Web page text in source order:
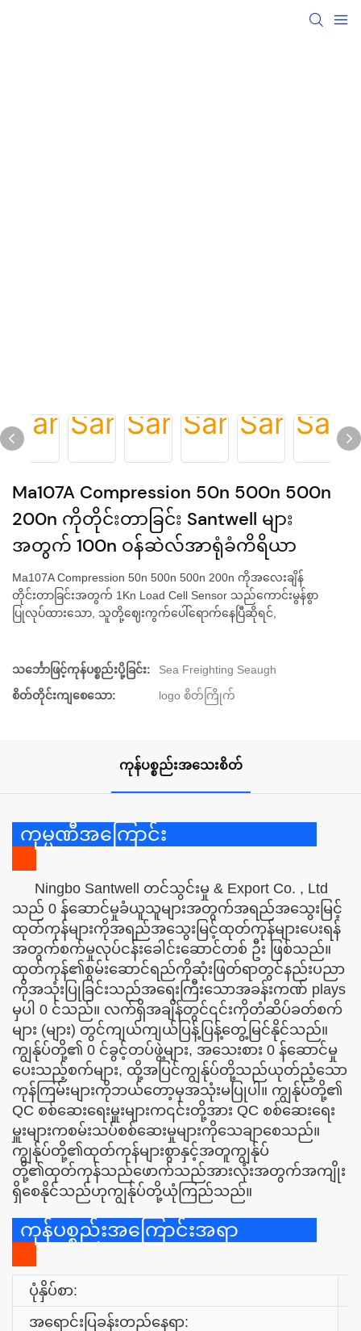
Ma107A Compression 50n 500n 500n
200n ကိုတိုင်းတာခြင်း Santwell များ
အတွက် 100n ဝန်ဆဲလ်အာရုံခံကိရိယာ
Ma107A Compression 50n 500n 500n 200n ကိုအလေးချိန်
တိုင်းတာခြင်းအတွက် 1Kn Load Cell Sensor သည်ကောင်းမွန်စွာ
ပြုလုပ်ထားသော, သူတို့ဈေးကွက်ပေါ်ရောက်နေပြီဆိုရင်,
သင်္ဘောဖြင့်ကုန်ပစ္စည်းပို့ခြင်း:
Sea Freighting Seaugh
စိတ်တိုင်းကျစေသော:
logo စိတ်ကြိုက်
ကုန်ပစ္စည်းအသေးစိတ်
ကုမ္ပဏီအကြောင်း
Ningbo Santwell တင်သွင်းမှု & Export Co. , Ltd
သည် 0 န်ဆောင်မှုခံယူသူများအတွက်အရည်အသွေးမြင့်
ထုတ်ကုန်များကိုအရည်အသွေးမြင့်ထုတ်ကုန်များပေးရန်
အတွက်စက်မှုလုပ်ငန်းခေါင်းဆောင်တစ် ဦး ဖြစ်သည်။
ထုတ်ကုန်၏စွမ်းဆောင်ရည်ကိုဆုံးဖြတ်ရာတွင်နည်းပညာ
ကိုအသုံးပြုခြင်းသည်အရေးကြီးသောအခန်းကဏ် plays
မှပါ 0 င်သည်။ လက်ရှိအချိန်တွင်၎င်းကိုတံဆိပ်ခတ်စက်
များ (များ) တွင်ကျယ်ကျယ်ပြန့်ပြန့်တွေ့မြင်နိုင်သည်။
ကျွန်ုပ်တို့၏ 0 င်ခွင့်တပ်ဖွဲ့များ, အသေးစား 0 န်ဆောင်မှု
ပေးသည့်စက်များ, ထို့အပြင်ကျွန်ုပ်တို့သည်ယုတ်ညံ့သော
ကုန်ကြမ်းများကိုဘယ်တော့မှအသုံးမပြုပါ။ ကျွန်ုပ်တို့၏
QC စစ်ဆေးရေးမှူးများက၎င်းတို့အား QC စစ်ဆေးရေး
မှူးများကစမ်းသပ်စစ်ဆေးမှုများကိုသေချာစေသည်။
ကျွန်ုပ်တို့၏ထုတ်ကုန်များစွာနှင့်အတူကျွန်ုပ်
တို့၏ထုတ်ကုန်သည်ဖောက်သည်အားလုံးအတွက်အကျိုး
ရှိစေနိုင်သည်ဟုကျွန်ုပ်တို့ယုံကြည်သည်။
ကုန်ပစ္စည်းအကြောင်းအရာ
ပုံနှိပ်စာ:
အရောင်းပြခန်းတည်နေရာ: